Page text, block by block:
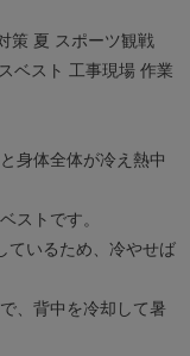
策 夏 スポーツ観戦
ベスト 工事現場 作業
身体全体が冷え熱中
ストです。
いるため、冷やせば
、背中を冷却して暑